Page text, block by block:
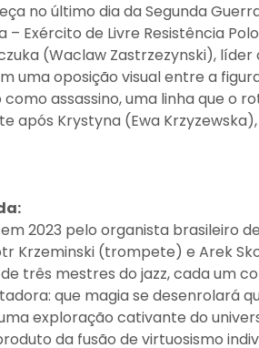
no último dia da Segunda
– Exército de Livre Resistência
(Waclaw Zastrzezynski),
uma oposição visual entre a
como assassino, uma linha que o
após Krystyna (Ewa
2023 pelo organista brasileiro
Krzeminski (trompete) e Arek
três mestres do jazz, cada um
que magia se desenrolará
exploração cativante do
da fusão de virtuosismo